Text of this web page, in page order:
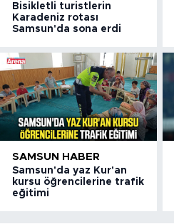
Bisikletli turistlerin
Karadeniz rotası
Samsun'da sona erdi
SAMSUN HABER
Samsun'da yaz Kur'an
kursu öğrencilerine trafik
eğitimi